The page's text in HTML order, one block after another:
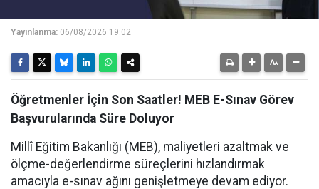
Yayınlanma: 06/08/2026 19:02
Öğretmenler İçin Son Saatler! MEB E-Sınav Görev
Başvurularında Süre Doluyor
Millî Eğitim Bakanlığı (MEB), maliyetleri azaltmak ve
ölçme-değerlendirme süreçlerini hızlandırmak
amacıyla e-sınav ağını genişletmeye devam ediyor.